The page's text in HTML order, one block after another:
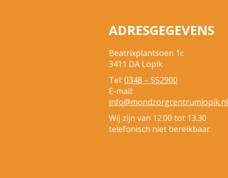
ADRESGEGEVENS
Beatrixplantsoen 1c
3411 DA Lopik
Tel: 0348 – 552900
E-mail:
info@mondzorgcentrumlopik.nl
Wij zijn van 12.00 tot 13.30
telefonisch niet bereikbaar.